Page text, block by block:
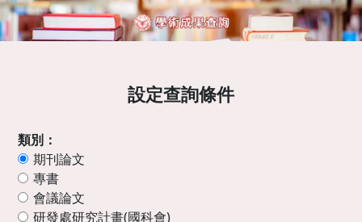
設定查詢條件
類別：
期刊論文
專書
會議論文
研發處研究計畫(國科會)